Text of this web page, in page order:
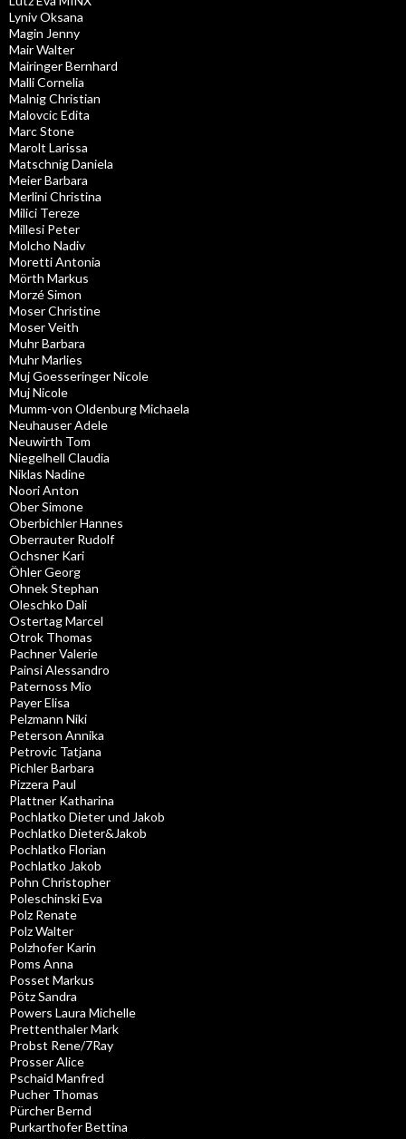
Lyniv Oksana
Magin Jenny
Mair Walter
Mairinger Bernhard
Malli Cornelia
Malnig Christian
Malovcic Edita
Marc Stone
Marolt Larissa
Matschnig Daniela
Meier Barbara
Merlini Christina
Milici Tereze
Millesi Peter
Molcho Nadiv
Moretti Antonia
Mörth Markus
Morzé Simon
Moser Christine
Moser Veith
Muhr Barbara
Muhr Marlies
Muj Goesseringer Nicole
Muj Nicole
Mumm-von Oldenburg Michaela
Neuhauser Adele
Neuwirth Tom
Niegelhell Claudia
Niklas Nadine
Noori Anton
Ober Simone
Oberbichler Hannes
Oberrauter Rudolf
Ochsner Kari
Öhler Georg
Ohnek Stephan
Oleschko Dali
Ostertag Marcel
Otrok Thomas
Pachner Valerie
Painsi Alessandro
Paternoss Mio
Payer Elisa
Pelzmann Niki
Peterson Annika
Petrovic Tatjana
Pichler Barbara
Pizzera Paul
Plattner Katharina
Pochlatko Dieter und Jakob
Pochlatko Dieter&Jakob
Pochlatko Florian
Pochlatko Jakob
Pohn Christopher
Poleschinski Eva
Polz Renate
Polz Walter
Polzhofer Karin
Poms Anna
Posset Markus
Pötz Sandra
Powers Laura Michelle
Prettenthaler Mark
Probst Rene/7Ray
Prosser Alice
Pschaid Manfred
Pucher Thomas
Pürcher Bernd
Purkarthofer Bettina